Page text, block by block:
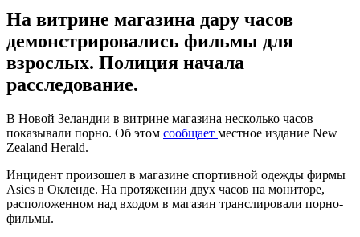
На витрине магазина дару часов
демонстрировались фильмы для
взрослых. Полиция начала
расследование.
В Новой Зеландии в витрине магазина несколько часов
показывали порно. Об этом сообщает местное издание New
Zealand Herald.
Инцидент произошел в магазине спортивной одежды фирмы
Asics в Окленде. На протяжении двух часов на мониторе,
расположенном над входом в магазин транслировали порно-
фильмы.